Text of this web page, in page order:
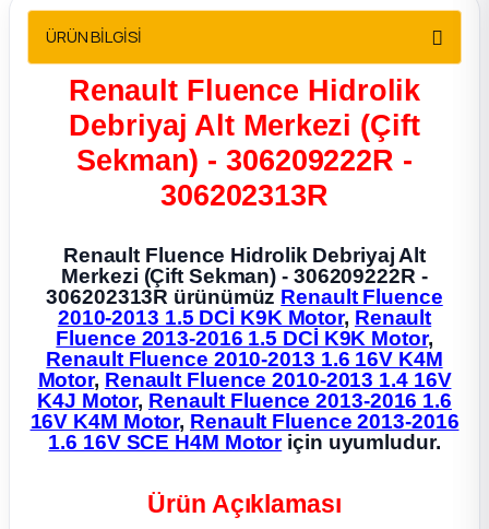
Parça
ÜRÜN BİLGİSİ
Renault Fluence Hidrolik
Debriyaj Alt Merkezi (Çift
Sekman) - 306209222R -
306202313R
Renault Fluence Hidrolik Debriyaj Alt
Merkezi (Çift Sekman) - 306209222R -
306202313R ürünümüz Renault Fluence
2010-2013 1.5 DCİ K9K Motor, Renault
Fluence 2013-2016 1.5 DCİ K9K Motor,
Renault Fluence 2010-2013 1.6 16V K4M
Motor, Renault Fluence 2010-2013 1.4 16V
K4J Motor, Renault Fluence 2013-2016 1.6
16V K4M Motor, Renault Fluence 2013-2016
1.6 16V SCE H4M Motoriçin uyumludur.
Ürün Açıklaması